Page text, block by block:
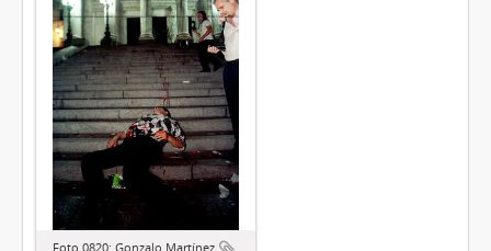
Foto 0820: Gonzalo Martínez